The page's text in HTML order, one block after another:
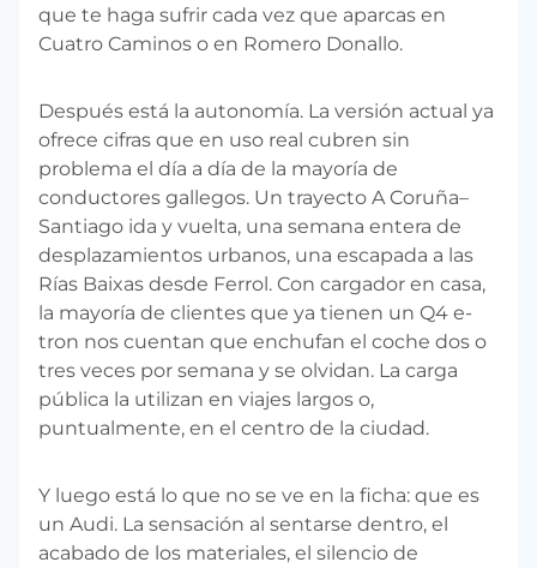
que te haga sufrir cada vez que aparcas en
Cuatro Caminos o en Romero Donallo.
Después está la autonomía. La versión actual ya
ofrece cifras que en uso real cubren sin
problema el día a día de la mayoría de
conductores gallegos. Un trayecto A Coruña–
Santiago ida y vuelta, una semana entera de
desplazamientos urbanos, una escapada a las
Rías Baixas desde Ferrol. Con cargador en casa,
la mayoría de clientes que ya tienen un Q4 e-
tron nos cuentan que enchufan el coche dos o
tres veces por semana y se olvidan. La carga
pública la utilizan en viajes largos o,
puntualmente, en el centro de la ciudad.
Y luego está lo que no se ve en la ficha: que es
un Audi. La sensación al sentarse dentro, el
acabado de los materiales, el silencio de